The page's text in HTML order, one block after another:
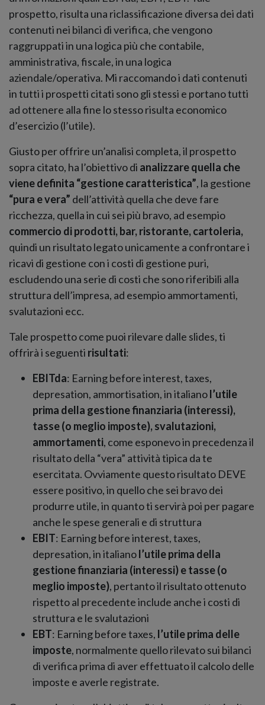
prospetto, risulta una riclassificazione diversa dei dati
contenuti nei bilanci di verifica, che vengono
raggruppati in una logica più che contabile,
amministrativa, fiscale, in una logica
aziendale/operativa. Mi raccomando i dati contenuti
in tutti i prospetti citati sono gli stessi e portano tutti
ad ottenere alla fine lo stesso risulta economico
d’esercizio (l’utile).
Giusto per offrire un’analisi completa, il prospetto
sopra citato, ha l’obiettivo di analizzare quella che
viene definita “gestione caratteristica”, la gestione
“pura e vera” dell’attività quella che deve fare
ricchezza, quella in cui sei più bravo, ad esempio
commercio di prodotti, bar, ristorante, cartoleria,
quindi un risultato legato unicamente a confrontare i
ricavi di gestione con i costi di gestione puri,
escludendo una serie di costi che sono riferibili alla
struttura dell’impresa, ad esempio ammortamenti,
svalutazioni ecc.
Tale prospetto come puoi rilevare dalle slides, ti
offrirà i seguenti risultati:
EBITda: Earning before interest, taxes,
depresation, ammortisation, in italianol’utile
prima della gestione finanziaria (interessi),
tasse (o meglio imposte), svalutazioni,
ammortamenti, come esponevo in precedenza il
risultato della “vera” attività tipica da te
esercitata. Ovviamente questo risultato DEVE
essere positivo, in quello che sei bravo dei
produrre utile, in quanto ti servirà poi per pagare
anche le spese generali e di struttura
EBIT: Earning before interest, taxes,
depresation, in italianol’utile prima della
gestione finanziaria (interessi) e tasse (o
meglio imposte), pertanto il risultato ottenuto
rispetto al precedente include anche i costi di
struttura e le svalutazioni
EBT: Earning before taxes, l’utile prima delle
imposte, normalmente quello rilevato sui bilanci
di verifica prima di aver effettuato il calcolo delle
imposte e averle registrate.